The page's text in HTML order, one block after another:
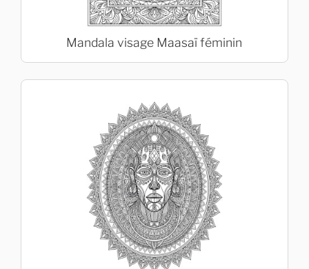
Mandala visage Maasaï féminin